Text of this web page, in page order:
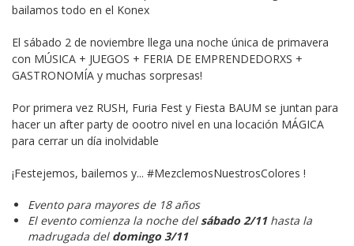
bailamos todo en el Konex
El sábado 2 de noviembre llega una noche única de primavera
con MÚSICA + JUEGOS + FERIA DE EMPRENDEDORXS +
GASTRONOMÍA y muchas sorpresas!
Por primera vez RUSH, Furia Fest y Fiesta BAUM se juntan para
hacer un after party de oootro nivel en una locación MÁGICA
para cerrar un día inolvidable
¡Festejemos, bailemos y... #MezclemosNuestrosColores !
Evento para mayores de 18 años
El evento comienza la noche del sábado 2/11 hasta la
madrugada del domingo 3/11